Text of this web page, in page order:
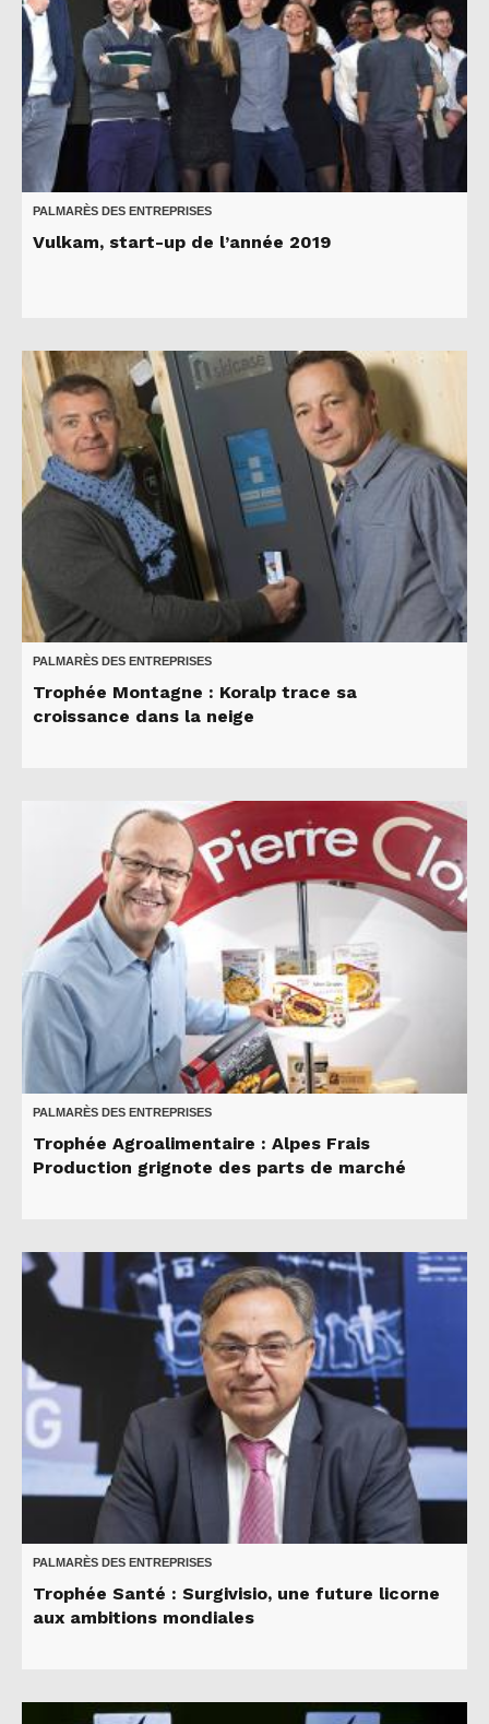
PALMARÈS DES ENTREPRISES
Vulkam, start-up de l’année 2019
PALMARÈS DES ENTREPRISES
Trophée Montagne : Koralp trace sa
croissance dans la neige
PALMARÈS DES ENTREPRISES
Trophée Agroalimentaire : Alpes Frais
Production grignote des parts de marché
PALMARÈS DES ENTREPRISES
Trophée Santé : Surgivisio, une future licorne
aux ambitions mondiales